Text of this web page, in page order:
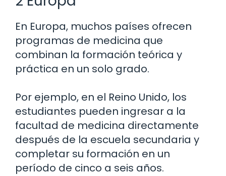
En Europa, muchos países ofrecen
programas de medicina que
combinan la formación teórica y
práctica en un solo grado.
Por ejemplo, en el Reino Unido, los
estudiantes pueden ingresar a la
facultad de medicina directamente
después de la escuela secundaria y
completar su formación en un
período de cinco a seis años.